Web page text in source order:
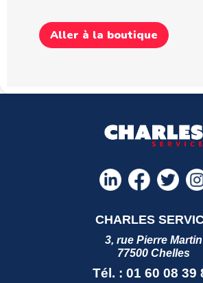
Aller à la boutique
CHARLES
3, rue Pierre Martin
77500 Chelles
Tél. : 01 60 08 39